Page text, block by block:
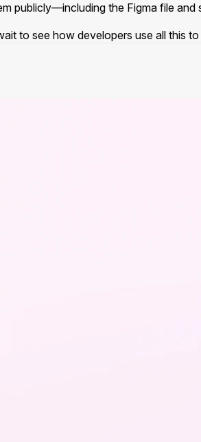
publicly—including the Figma file
to see how developers use all this